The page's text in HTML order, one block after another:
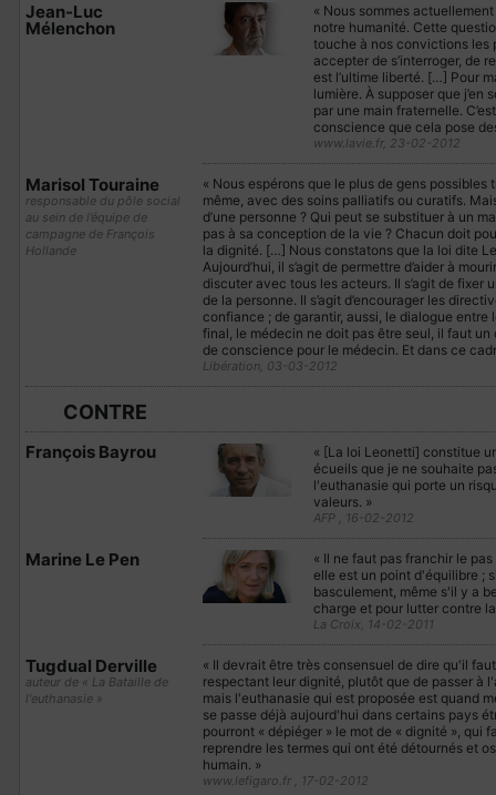
Jean-Luc
Mélenchon
« Nous sommes
notre humanité. Cette
touche à nos convictions les
accepter de s’interroger, de
est l’ultime liberté. […] Pour
lumière. À supposer que j’en
par une main fraternelle.
conscience que cela pose
www.lavie.fr, 23-02-2012
Marisol Touraine
responsable du pôle social
au sein de l’équipe de
campagne de François
Hollande
« Nous espérons que le plus de gens
même, avec des soins palliatifs ou curatifs.
d’une personne ? Qui peut se substituer à un
pas à sa conception de la vie ? Chacun doit
la dignité. […] Nous constatons que la loi dite
Aujourd’hui, il s’agit de permettre d’aider à
discuter avec tous les acteurs. Il s’agit de
de la personne. Il s’agit d’encourager les
confiance ; de garantir, aussi, le dialogue
final, le médecin ne doit pas être seul, il faut
de conscience pour le médecin. Et dans ce
Libération, 03-03-2012
CONTRE
François Bayrou
« [La loi Leonetti] constitue
écueils que je ne souhaite
l'euthanasie qui porte un
valeurs. »
AFP , 16-02-2012
Marine Le Pen
« Il ne faut pas franchir le
elle est un point d'équilibre ;
basculement, même s'il y a
charge et pour lutter contre
La Croix, 14-02-2011
Tugdual Derville
auteur de « La Bataille de
l'euthanasie »
« Il devrait être très consensuel de dire qu'il
respectant leur dignité, plutôt que de passer à
mais l'euthanasie qui est proposée est quand
se passe déjà aujourd'hui dans certains pays
pourront « dépiéger » le mot de « dignité »,
reprendre les termes qui ont été détournés et
humain. »
www.lefigaro.fr , 17-02-2012